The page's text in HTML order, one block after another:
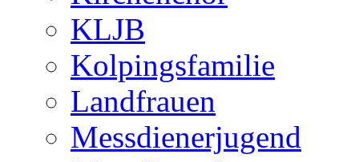
KLJB
Kolpingsfamilie
Landfrauen
Messdienerjugend